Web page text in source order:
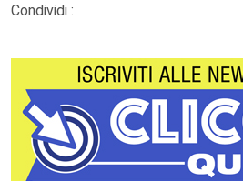
Condividi :